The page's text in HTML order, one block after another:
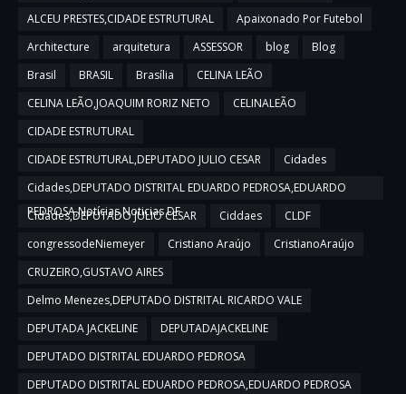
ALCEU PRESTES,CIDADE ESTRUTURAL
Apaixonado Por Futebol
Architecture
arquitetura ASSESSOR blog
Blog
Brasil
BRASIL Brasília
CELINA LEÃO
CELINA LEÃO,JOAQUIM RORIZ NETO
CELINALEÃO
CIDADE ESTRUTURAL
CIDADE ESTRUTURAL,DEPUTADO JULIO CESAR
Cidades
Cidades,DEPUTADO DISTRITAL EDUARDO PEDROSA,EDUARDO
PEDROSA,Notícias,Noticias DF
Cidades,DEPUTADO JULIO CESAR Ciddaes
CLDF
congressodeNiemeyer
Cristiano Araújo
CristianoAraújo
CRUZEIRO,GUSTAVO AIRES
Delmo Menezes,DEPUTADO DISTRITAL RICARDO VALE
DEPUTADA JACKELINE
DEPUTADAJACKELINE
DEPUTADO DISTRITAL EDUARDO PEDROSA
DEPUTADO DISTRITAL EDUARDO PEDROSA,EDUARDO PEDROSA